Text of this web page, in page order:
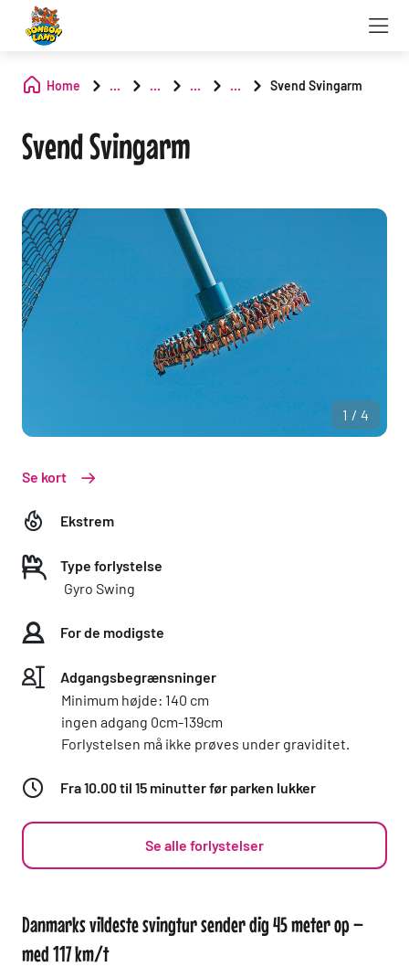
Home ... ... ... ... Svend Svingarm
Svend Svingarm
1/4
Se kort
Ekstrem
Type forlystelse
Gyro Swing
For de modigste
Adgangsbegrænsninger
Minimum højde: 140 cm
ingen adgang 0cm-139cm
Forlystelsen må ikke prøves under graviditet.
Fra 10.00 til 15 minutter før parken lukker
Se alle forlystelser
Danmarks vildeste svingtur sender dig 45 meter op –
med 117 km/t